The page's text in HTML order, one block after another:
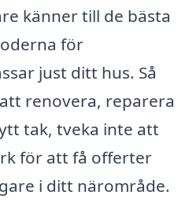
känner till de bästa
för
just ditt hus. Så
renovera, reparera
tak, tveka inte att
för att få offerter
i ditt närområde.